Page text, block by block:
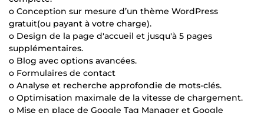
o Conception sur mesure d’un thème WordPress
gratuit(ou payant à votre charge).
o Design de la page d'accueil et jusqu'à 5 pages
supplémentaires.
o Blog avec options avancées.
o Formulaires de contact
o Analyse et recherche approfondie de mots-clés.
o Optimisation maximale de la vitesse de chargement.
o Mise en place de Google Tag Manager et Google